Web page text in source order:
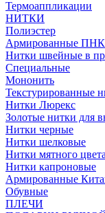
Термоаппликации
НИТКИ
Полиэстер
Армированные
Нитки швейные в
Специальные
Мононить
Текстурированные
Нитки Люрекс
Золотые нитки для
Нитки черные
Нитки шелковые
Нитки мятного цвета
Нитки капроновые
Армированные
Обувные
ПЛЕЧИ